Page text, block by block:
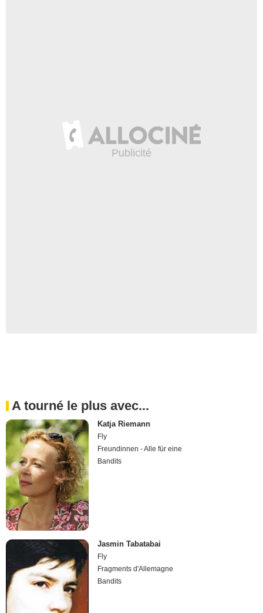
A tourné le plus avec...
Katja Riemann
Fly
Freundinnen - Alle für eine
Bandits
Jasmin Tabatabai
Fly
Fragments d'Allemagne
Bandits